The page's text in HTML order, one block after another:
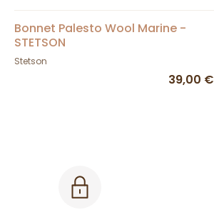
Bonnet Palesto Wool Marine -
STETSON
Stetson
39,00 €